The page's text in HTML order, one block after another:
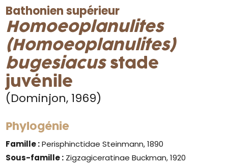
Bathonien supérieur
Homoeoplanulites
(Homoeoplanulites)
bugesiacusstade
juvénile
(Dominjon, 1969)
Phylogénie
Famille :Perisphinctidae Steinmann, 1890
Sous-famille : Zigzagiceratinae Buckman, 1920